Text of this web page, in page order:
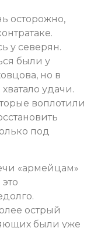
осторожно,
у северян.
были у
но в
удачи.
воплотили
под
«армейцам»
острый
были уже